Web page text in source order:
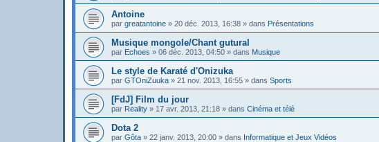
Antoine
par greatantoine » 20 déc. 2013, 16:38 » dans Présentations
Musique mongole/Chant gutural
par Echoes » 06 déc. 2013, 04:50 » dans Musique
Le style de Karaté d'Onizuka
par GTOniZuuka » 21 nov. 2013, 16:55 » dans Sports
[FdJ] Film du jour
par Reality » 17 avr. 2013, 21:18 » dans Cinéma et télé
Dota 2
par Gôta » 22 janv. 2013, 20:00 » dans Informatique et Jeux Vidéos